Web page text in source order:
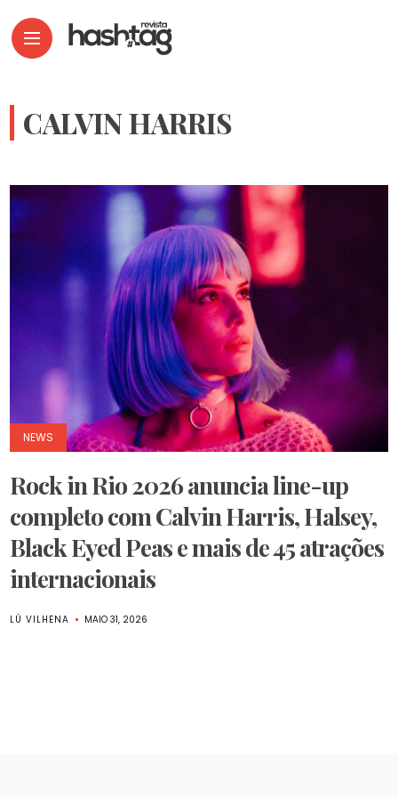
CALVIN HARRIS
NEWS
Rock in Rio 2026 anuncia line-up
completo com Calvin Harris, Halsey,
Black Eyed Peas e mais de 45 atrações
internacionais
LÚ VILHENA MAIO 31, 2026